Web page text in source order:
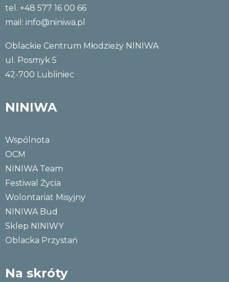
tel. +48 577 16 00 66
mail: info@niniwa.pl
Oblackie Centrum Młodzieży NINIWA
ul. Posmyk 5
42-700 Lubliniec
NINIWA
Wspólnota
OCM
NINIWA Team
Festiwal Życia
Wolontariat Misyjny
NINIWA Bud
Sklep NINIWY
Oblacka Przystań
Na skróty